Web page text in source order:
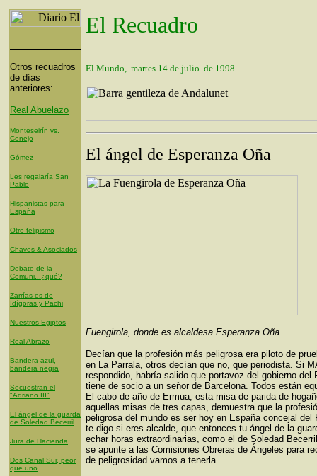
Otros recuadros
de días
anteriores:
Real Abuelazo
Monteseirín vs.
Conejo
Gómez
Les regalaría San
Pablo
Hispanistas para
España
Otro felipismo
Chaves & Asociados
Debate de la
Comuni...¿qué?
Zarrías es de
Idígoras y Pachi
Nuestros Egiptos
Real Abrazo
Bandera azul,
bandera negra
Secuestran el
"Adriano III"
El ángel de la guarda
de Soledad Becerril
Jura de Hacienda
Dos Canal Sur, peor
que uno
El Recuadro
El Mundo, martes 14 de julio de 1998
El ángel de Esperanza Oña
Fuengirola, donde es alcaldesa Esperanza Oña
Decían que la profesión más peligrosa era piloto de
en La Parrala, otros decían que no, que periodista. Si
respondido, habría salido que portavoz del gobierno del
tiene de socio a un señor de Barcelona. Todos están
El cabo de año de Ermua, esta misa de parida de
aquellas misas de tres capas, demuestra que la
peligrosa del mundo es ser hoy en España concejal del
te digo si eres alcalde, que entonces tu ángel de la
echar horas extraordinarias, como el de Soledad
se apunte a las Comisiones Obreras de Ángeles para
de peligrosidad vamos a tenerla.